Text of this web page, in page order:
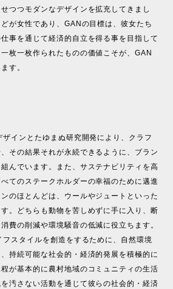
つつモダンなデザインを拡充してきまし
が女性であり、GANの目標は、彼女たち
事を通じて経済的自立を得る事を目指して
枚一枚作られたものの価値こそが、GAN
す。
インとたゆまぬ研究開発により、クラフ
その結果それが永続できるように、ブラン
んでいます。また、サステナビリティを高
てのステークホルダーの幸福のために邁進
のほとんどは、ウールやジュートといった
。どちらも動物を苦しめずに手に入り、断
費の削減や環境騒音の低減に役立ちます。
スタイルを創造をするために、自然環境
持続可能な社会的・経済的発展を積極的に
が基本的に農村地域のコミュニティの生活
汚さない活動を通じて彼らの社会的・経済